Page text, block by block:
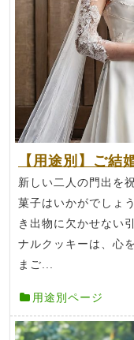
【用途別】ご結
新しい二人の門出を
菓子はいかがでしょ
き出物に欠かせない
ナルクッキーは、心
まご...
用途別ページ